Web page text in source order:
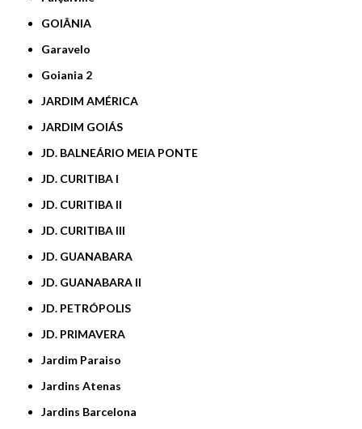
GOIÂNIA
Garavelo
Goiania 2
JARDIM AMÉRICA
JARDIM GOIÁS
JD. BALNEÁRIO MEIA PONTE
JD. CURITIBA I
JD. CURITIBA II
JD. CURITIBA III
JD. GUANABARA
JD. GUANABARA II
JD. PETRÓPOLIS
JD. PRIMAVERA
Jardim Paraiso
Jardins Atenas
Jardins Barcelona